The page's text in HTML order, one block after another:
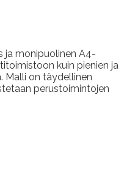
ja monipuolinen A4-
kuin pienien ja
Malli on täydellinen
perustoimintojen